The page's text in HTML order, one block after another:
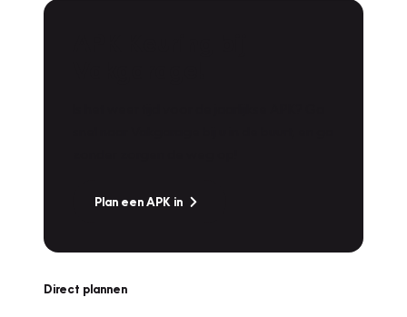
Plan een APK in
Direct plannen